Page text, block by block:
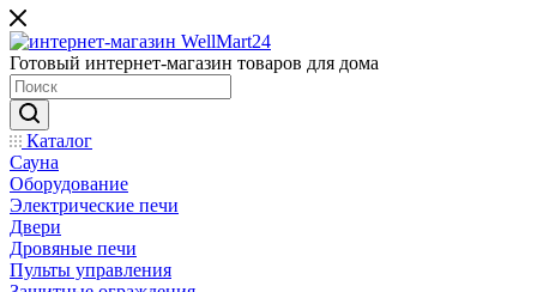
Готовый интернет-магазин товаров для дома
Каталог
Сауна
Оборудование
Электрические печи
Двери
Дровяные печи
Пульты управления